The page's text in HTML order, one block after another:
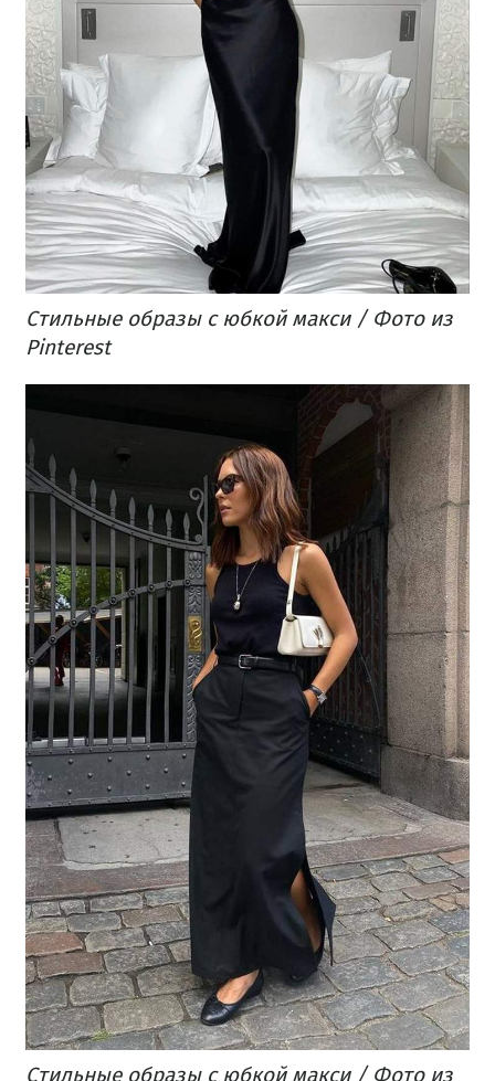
Стильные образы с юбкой макси / Фото из
Pinterest
Стильные образы с юбкой макси / Фото из